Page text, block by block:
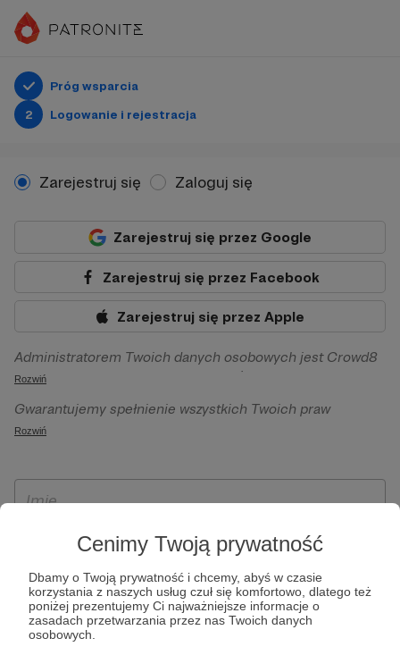
Cenimy Twoją prywatność
Dbamy o Twoją prywatność i chcemy, abyś w czasie
korzystania z naszych usług czuł się komfortowo, dlatego też
poniżej prezentujemy Ci najważniejsze informacje o
zasadach przetwarzania przez nas Twoich danych
osobowych.
Próg wsparcia
2
Logowanie i rejestracja
Zarejestruj się Zaloguj się
Zarejestruj się przez Google
Zarejestruj się przez Facebook
Zarejestruj się przez Apple
Administratorem Twoich danych osobowych jest Crowd8
sp. z o.o. z siedziba w Warszawie, ul. Żwirki i Wigury 16, 02-
092 Warszawa. Twoje dane osobowe będą przetwarzane w
szczególności w celu wykonania umowy zawartej z Tobą, w
Patronite.pl, w tym możliwości dokonywania oraz
otrzymywania wsparcia na naszej platformie oraz
Rozwiń
Gwarantujemy spełnienie wszystkich Twoich praw
wynikających z ogólnego rozporządzenia o ochronie
ich przenoszenia, niepodlegania zautomatyzowanemu
wyrażenia sprzeciwu wobec przetwarzania Twoich danych
osobowych. Rejestracja dla osób niepełnoletnich możliwa
jest po przekazaniu podpisanego formularza "Zgodna na
założenie konta przez osobę niepełnoletnią", formularz
dostępny jest na stronie regulaminu Patronite.pl.
Rozwiń